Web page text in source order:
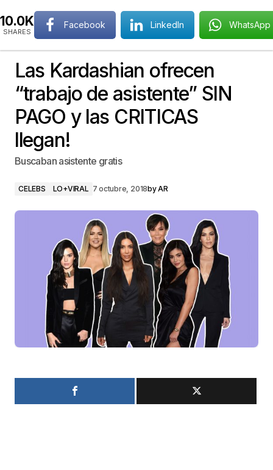
Las Kardashian ofrecen
“trabajo de asistente” SIN
PAGO y las CRITICAS
llegan!
Buscaban asistente gratis
CELEBS LO+VIRAL 7 octubre, 2018byAR
10.0K
SHARES
Facebook LinkedIn WhatsApp